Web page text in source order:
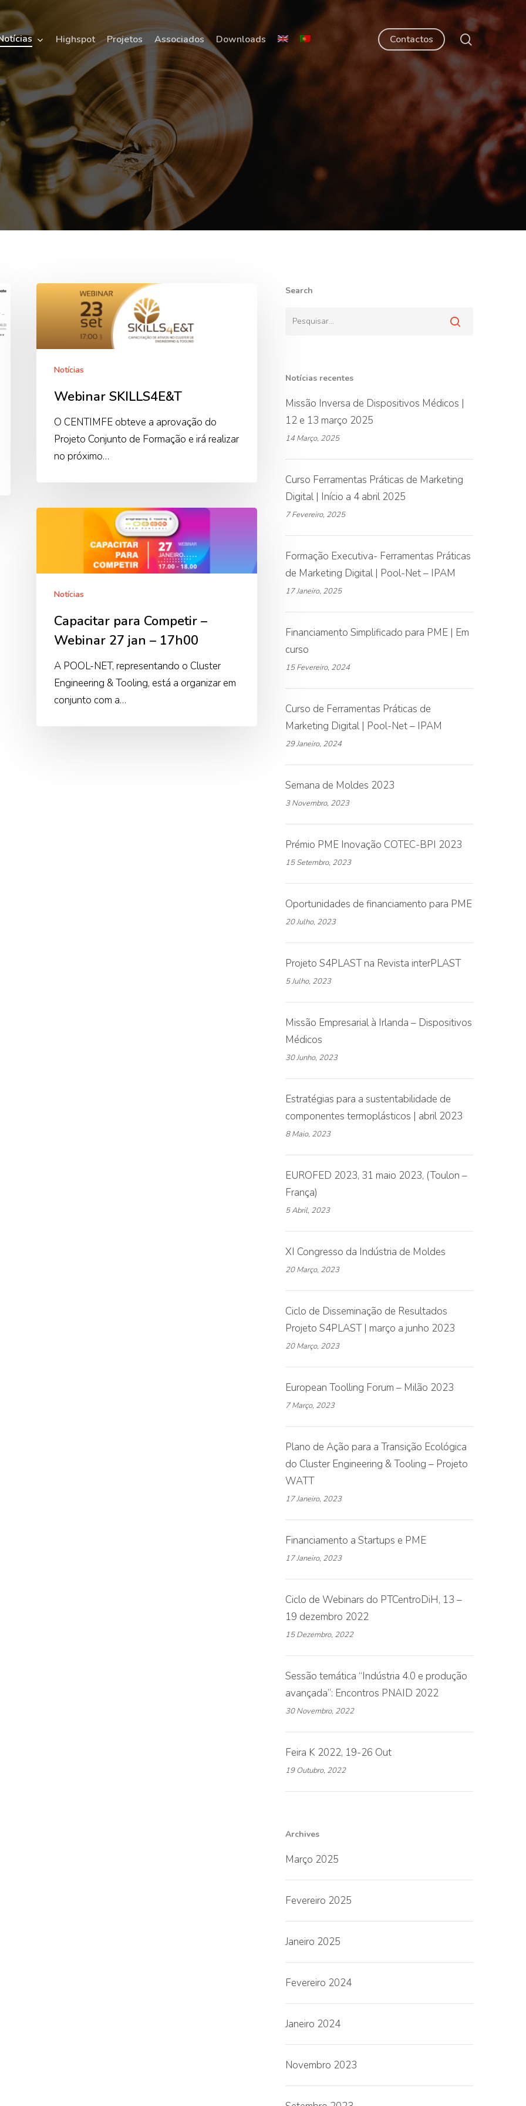
Highspot Projetos Associados Downloads Contactos search
SKILLS4E&T
Notícias
Webinar SKILLS4E&T
O CENTIMFE obteve a aprovação do
Projeto Conjunto de Formação e irá realizar
no próximo…
Notícias
Capacitar para Competir –
Webinar 27 jan – 17h00
A POOL-NET, representando o Cluster
Engineering & Tooling, está a organizar em
conjunto com a…
Search
Notícias recentes
Missão Inversa de Dispositivos Médicos |
12 e 13 março 2025
14 Março, 2025
Curso Ferramentas Práticas de Marketing
Digital | Início a 4 abril 2025
7 Fevereiro, 2025
Formação Executiva- Ferramentas Práticas
de Marketing Digital | Pool-Net – IPAM
17 Janeiro, 2025
Financiamento Simplificado para PME | Em
curso
15 Fevereiro, 2024
Curso de Ferramentas Práticas de
Marketing Digital | Pool-Net – IPAM
29 Janeiro, 2024
Semana de Moldes 2023
3 Novembro, 2023
Prémio PME Inovação COTEC-BPI 2023
15 Setembro, 2023
Oportunidades de financiamento para PME
20 Julho, 2023
Projeto S4PLAST na Revista interPLAST
5 Julho, 2023
Missão Empresarial à Irlanda – Dispositivos
Médicos
30 Junho, 2023
Estratégias para a sustentabilidade de
componentes termoplásticos | abril 2023
8 Maio, 2023
EUROFED 2023, 31 maio 2023, (Toulon –
França)
5 Abril, 2023
XI Congresso da Indústria de Moldes
20 Março, 2023
Ciclo de Disseminação de Resultados
Projeto S4PLAST | março a junho 2023
20 Março, 2023
European Toolling Forum – Milão 2023
7 Março, 2023
Plano de Ação para a Transição Ecológica
do Cluster Engineering & Tooling – Projeto
WATT
17 Janeiro, 2023
Financiamento a Startups e PME
17 Janeiro, 2023
Ciclo de Webinars do PTCentroDiH, 13 –
19 dezembro 2022
15 Dezembro, 2022
Sessão temática “Indústria 4.0 e produção
avançada”: Encontros PNAID 2022
30 Novembro, 2022
Feira K 2022, 19-26 Out
19 Outubro, 2022
Archives
Março 2025
Fevereiro 2025
Janeiro 2025
Fevereiro 2024
Janeiro 2024
Novembro 2023
Menu